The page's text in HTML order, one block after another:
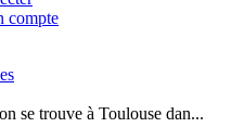
compte
se trouve à Toulouse dan...